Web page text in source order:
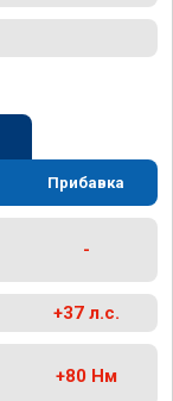
Прибавка
-
+37 л.с.
+80 Нм